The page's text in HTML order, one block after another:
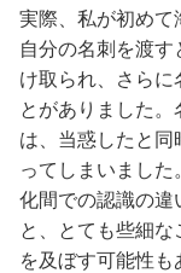
実際、私が初めて
自分の名刺を渡
け取られ、さらに
とがありました
は、当惑したと
ってしまいまし
化間での認識の違
と、とても些細
を及ぼす可能性も